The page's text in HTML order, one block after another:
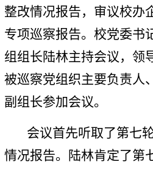
整改情况报告，审议校办
专项巡察报告。校党委书
组组长陆林主持会议，领
被巡察党组织主要负责人
副组长参加会议。
会议首先听取了第七
情况报告。陆林肯定了第